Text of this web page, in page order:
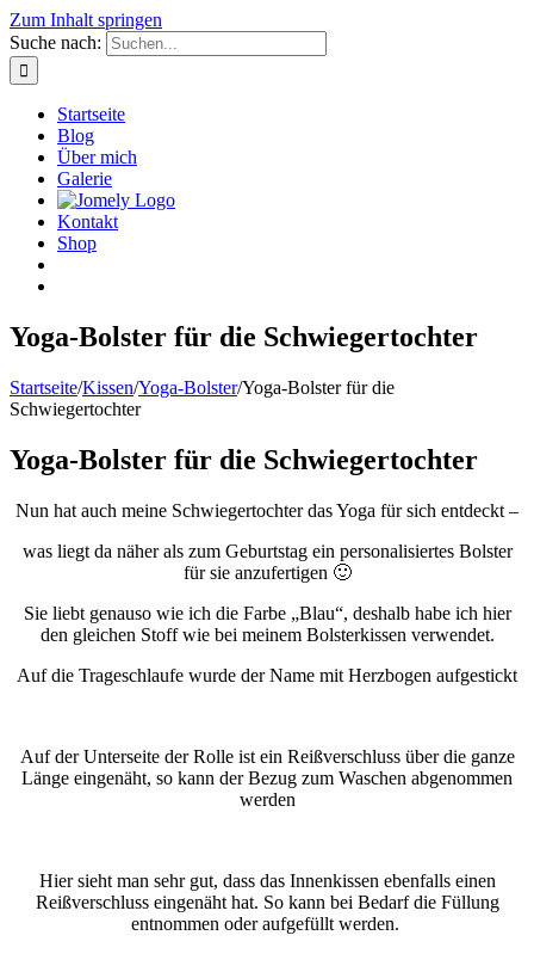
Zum Inhalt springen
Suche nach:
Startseite
Blog
Über mich
Galerie
Kontakt
Shop
Yoga-Bolster für die Schwiegertochter
Startseite/Kissen/Yoga-Bolster/Yoga-Bolster für die
Schwiegertochter
Yoga-Bolster für die Schwiegertochter
Nun hat auch meine Schwiegertochter das Yoga für sich entdeckt –
was liegt da näher als zum Geburtstag ein personalisiertes Bolster
für sie anzufertigen 🙂
Sie liebt genauso wie ich die Farbe „Blau“, deshalb habe ich hier
den gleichen Stoff wie bei meinem Bolsterkissen verwendet.
Auf die Trageschlaufe wurde der Name mit Herzbogen aufgestickt
Auf der Unterseite der Rolle ist ein Reißverschluss über die ganze
Länge eingenäht, so kann der Bezug zum Waschen abgenommen
werden
Hier sieht man sehr gut, dass das Innenkissen ebenfalls einen
Reißverschluss eingenäht hat. So kann bei Bedarf die Füllung
entnommen oder aufgefüllt werden.